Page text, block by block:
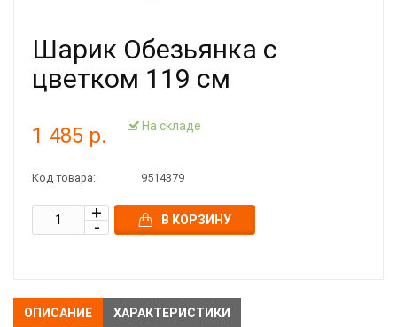
Шарик Обезьянка с
цветком 119 см
1 485 р. На складе
Код товара: 9514379
В КОРЗИНУ
ОПИСАНИЕ ХАРАКТЕРИСТИКИ